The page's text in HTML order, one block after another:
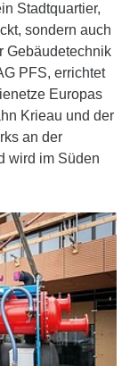
Stadtquartier,
sondern auch
Gebäudetechnik
PFS, errichtet
Europas
Krieau und der
an der
wird im Süden